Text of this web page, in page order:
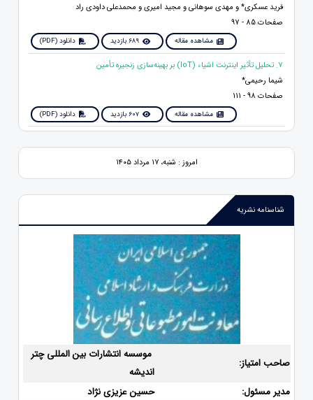
فرید عسکری* و مهدی سوهانی و مجید امیری و محمدعلی داودی راد
صفحات 85 - 97
مشاهده مقاله 689 بازدید دانلود (PDF)
7. تحلیل تأثیر اینترنت اشیاء (IoT) بر بهینه‌سازی زنجیره تأمین
شیما رحیمی*
صفحات 98 - 111
مشاهده مقاله 607 بازدید دانلود (PDF)
امروز : شنبه، ۱۷ مرداد ۱۴۰۵
شناسنامه نشریه
صاحب امتیاز:
موسسه انتشارات بین المللی چتر
اندیشه
مدیر مسئول:
حسین عزیزی نژاد